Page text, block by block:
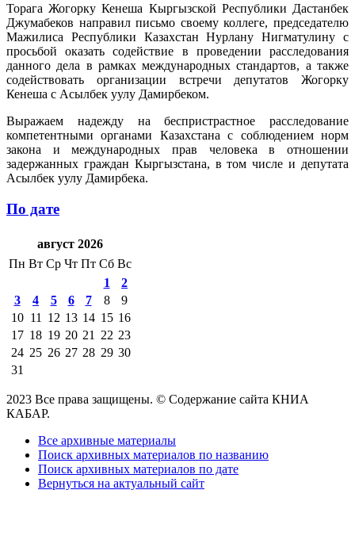
Торага Жогорку Кенеша Кыргызской Республики Дастанбек
Джумабеков направил письмо своему коллеге, председателю
Мажилиса Республики Казахстан Нурлану Нигматулину с
просьбой оказать содействие в проведении расследования
данного дела в рамках международных стандартов, а также
содействовать организации встречи депутатов Жогорку
Кенеша с Асылбек уулу Дамирбеком.
Выражаем надежду на беспристрастное расследование
компетентными органами Казахстана с соблюдением норм
закона и международных прав человека в отношении
задержанных граждан Кыргызстана, в том числе и депутата
Асылбек уулу Дамирбека.
По дате
август 2026
Пн Вт Ср Чт Пт Сб Вс
1
2
3
4 5 6 7 8
9
10 11 12 13 14 15 16
17 18 19 20 21 22 23
24 25 26 27 28 29 30
31
2023 Все права защищены. © Содержание сайта КНИА
КАБАР.
Все архивные материалы
Поиск архивных материалов по названию
Поиск архивных материалов по дате
Вернуться на актуальный сайт